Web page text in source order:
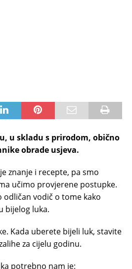
u skladu s prirodom, obično
obrade usjeva.
znanje i recepte, pa smo
učimo provjerene postupke.
odličan vodič o tome kako
bijelog luka.
Kada uberete bijeli luk, stavite
za cijelu godinu.
potrebno nam je: